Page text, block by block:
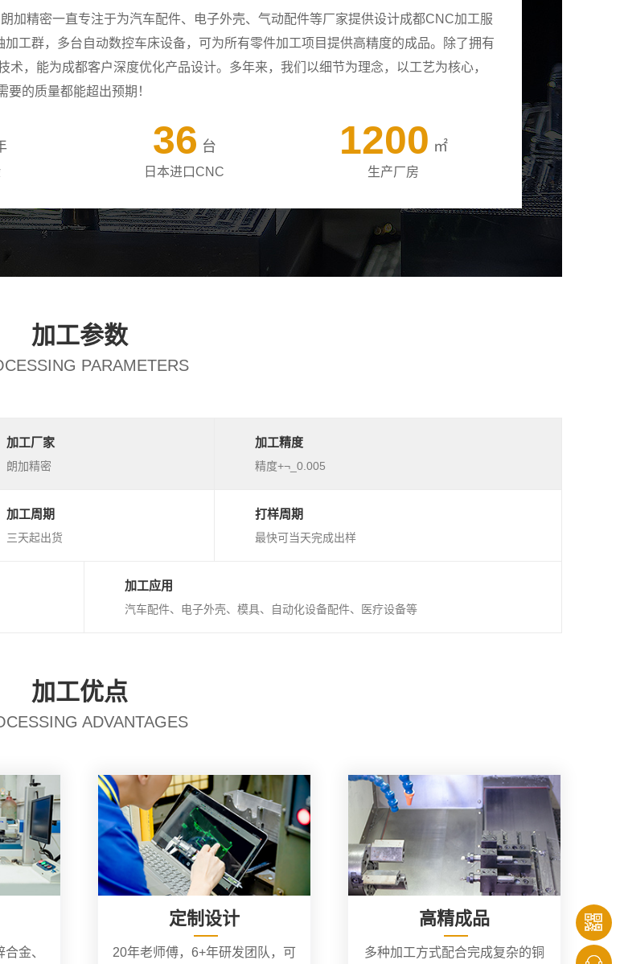
加精密一直专注于为汽车配件、电子外壳、气动配件等厂家提供设计成都CNC加工服
工群，多台自动数控车床设备，可为所有零件加工项目提供高精度的成品。除了拥有
，能为成都客户深度优化产品设计。多年来，我们以细节为理念，以工艺为核心，
的质量都能超出预期！
36 台
日本进口CNC
1200 ㎡
生产厂房
加工参数
PARAMETERS
加工厂家
朗加精密
加工精度
精度+¬_0.005
加工周期
三天起出货
打样周期
最快可当天完成出样
加工应用
汽车配件、电子外壳、模具、自动化设备配件、医疗设备等
加工优点
ADVANTAGES
金、
定制设计
20年老师傅，6+年研发团队，可
高精成品
多种加工方式配合完成复杂的铜